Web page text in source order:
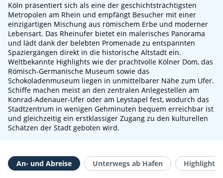
Köln präsentiert sich als eine der geschichtsträchtigsten
Metropolen am Rhein und empfängt Besucher mit einer
einzigartigen Mischung aus römischem Erbe und moderner
Lebensart. Das Rheinufer bietet ein malerisches Panorama
und lädt dank der belebten Promenade zu entspannten
Spaziergängen direkt in die historische Altstadt ein.
Weltbekannte Highlights wie der prachtvolle Kölner Dom, das
Römisch-Germanische Museum sowie das
Schokoladenmuseum liegen in unmittelbarer Nähe zum Ufer.
Schiffe machen meist an den zentralen Anlegestellen am
Konrad-Adenauer-Ufer oder am Leystapel fest, wodurch das
Stadtzentrum in wenigen Gehminuten bequem erreichbar ist
und gleichzeitig ein erstklassiger Zugang zu den kulturellen
Schätzen der Stadt geboten wird.
An- und Abreise Unterwegs ab Hafen Highlights